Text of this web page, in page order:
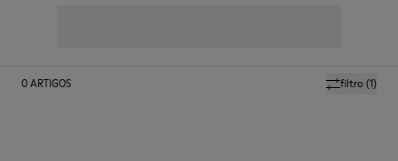
filtro(1)
0ARTIGOS